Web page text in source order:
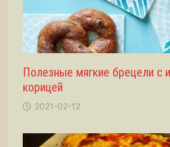
Полезные мягкие брецели с
корицей
2021-02-12